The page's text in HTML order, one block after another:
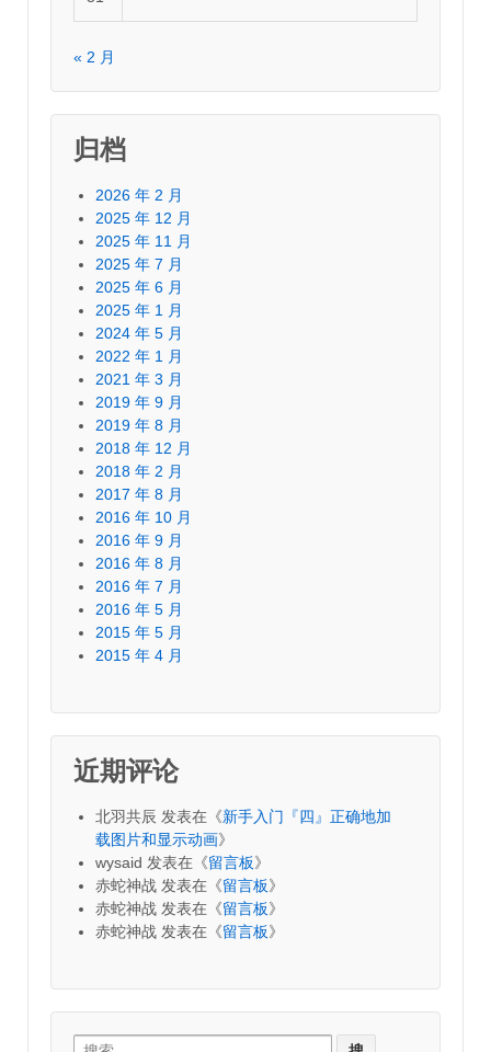
« 2 月
归档
2026 年 2 月
2025 年 12 月
2025 年 11 月
2025 年 7 月
2025 年 6 月
2025 年 1 月
2024 年 5 月
2022 年 1 月
2021 年 3 月
2019 年 9 月
2019 年 8 月
2018 年 12 月
2018 年 2 月
2017 年 8 月
2016 年 10 月
2016 年 9 月
2016 年 8 月
2016 年 7 月
2016 年 5 月
2015 年 5 月
2015 年 4 月
近期评论
北羽共辰 发表在《新手入门『四』正确地加
载图片和显示动画》
wysaid 发表在《留言板》
赤蛇神战 发表在《留言板》
赤蛇神战 发表在《留言板》
赤蛇神战 发表在《留言板》
Search